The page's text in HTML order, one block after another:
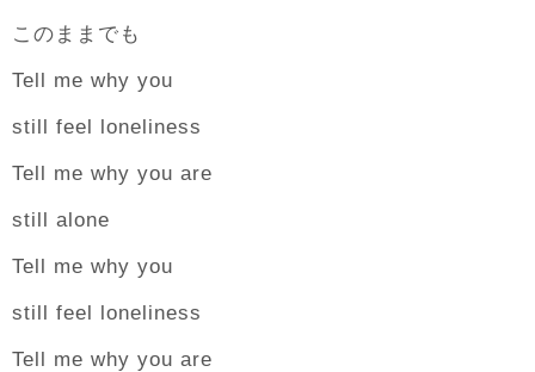
このままでも
Tell me why you
still feel loneliness
Tell me why you are
still alone
Tell me why you
still feel loneliness
Tell me why you are